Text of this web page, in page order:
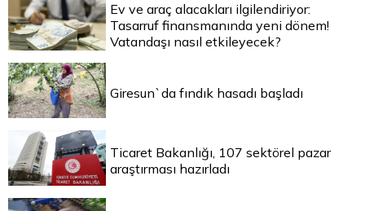
Ev ve araç alacakları ilgilendiriyor:
Tasarruf finansmanında yeni dönem!
Vatandaşı nasıl etkileyecek?
Giresun`da fındık hasadı başladı
Ticaret Bakanlığı, 107 sektörel pazar
araştırması hazırladı